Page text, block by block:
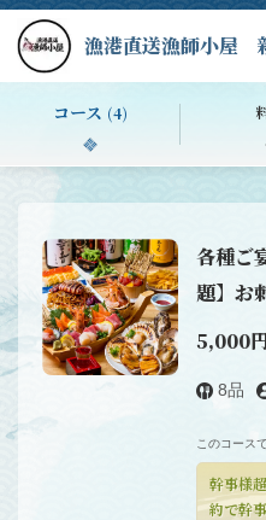
漁港直送漁師小屋
コース (4)
各種ご
題】お
きも付
5,000
8品
このコース
幹事様
約で幹